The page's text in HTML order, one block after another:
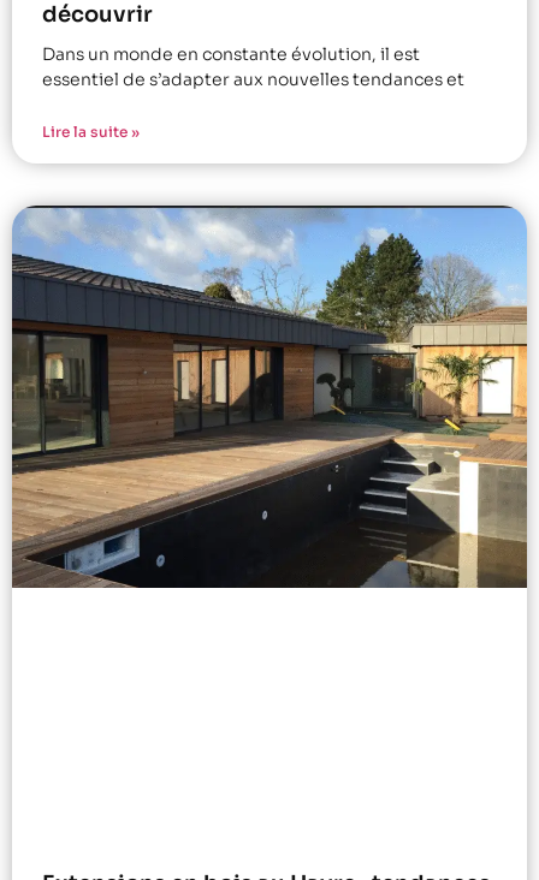
découvrir
Dans un monde en constante évolution, il est
essentiel de s’adapter aux nouvelles tendances et
Lire la suite »